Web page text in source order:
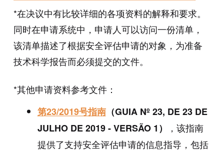
*在决议中有比较详细的各项资料的解释和要求。
同时在申请系统中，申请人可以访问一份清单，
该清单描述了根据安全评估申请的对象，为准备
技术科学报告而必须提交的文件。
*其他申请资料参考文件：
第23/2019号指南（GUIA Nº 23, DE 23 DE
JULHO DE 2019 - VERSÃO 1）
，该指南
提供了支持安全评估申请的信息指导，包括